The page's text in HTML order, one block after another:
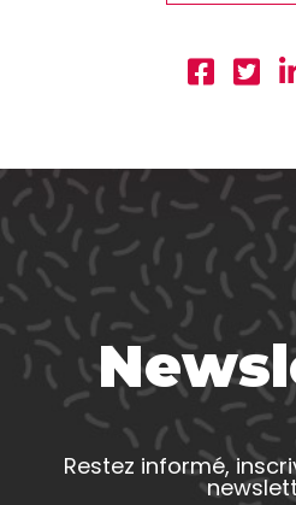
Restez informé,